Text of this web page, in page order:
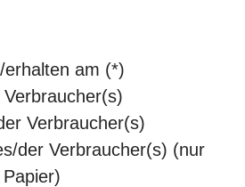
am (*)
Verbraucher(s)
der Verbraucher(s) (nur